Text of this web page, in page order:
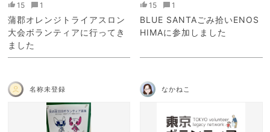
15 1
蒲郡オレンジトライアスロン
大会ボランティアに行ってき
ました
15 1
BLUE SANTAごみ拾いENOS
HIMAに参加しました
名称未登録 なかねこ